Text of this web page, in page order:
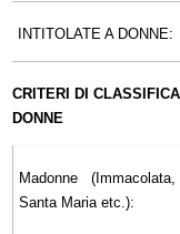
INTITOLATE A DONNE:
CRITERI DI
DONNE
Madonne
Santa Maria etc.):